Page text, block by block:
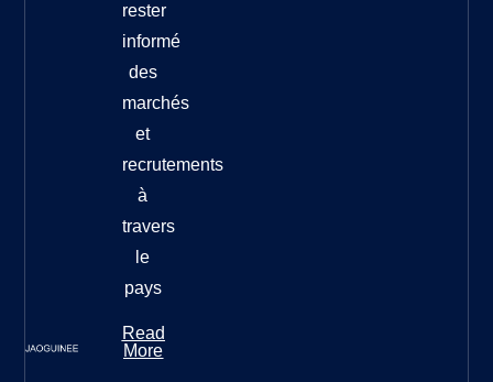
rester
informé
des
marchés
et
recrutements
à
travers
le
pays
Read
More